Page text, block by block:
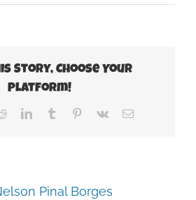
Story, Choose Your
Platform!
RedditLinkedInTumblr Pinterest
Vk
Correo
Pinal Borges